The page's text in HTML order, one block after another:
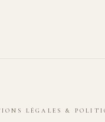
LÉGALES &